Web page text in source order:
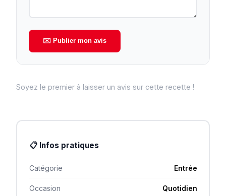
✉️ Publier mon avis
Soyez le premier à laisser un avis sur cette recette !
📋 Infos pratiques
Catégorie Entrée
Occasion Quotidien